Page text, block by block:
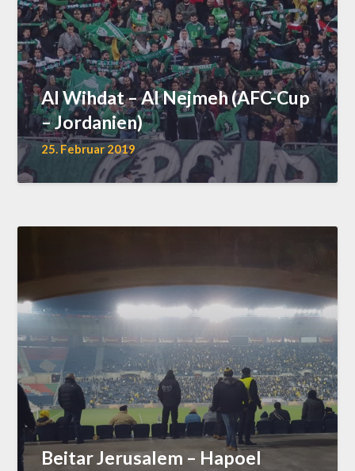
Al Wihdat – Al Nejmeh (AFC-Cup
– Jordanien)
25. Februar 2019
Beitar Jerusalem – Hapoel